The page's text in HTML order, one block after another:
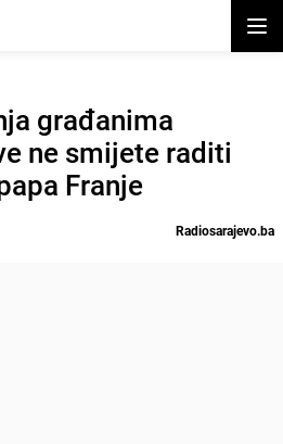
građanima
ne smijete raditi
Franje
Radiosarajevo.ba